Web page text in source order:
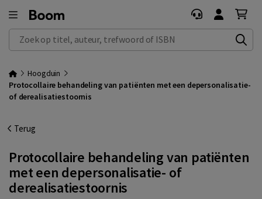
Zoek op titel, auteur, trefwoord of ISBN
Hoogduin
Protocollaire behandeling van patiënten met een depersonalisatie-
of derealisatiestoornis
Terug
Protocollaire behandeling van patiënten
met een depersonalisatie- of
derealisatiestoornis